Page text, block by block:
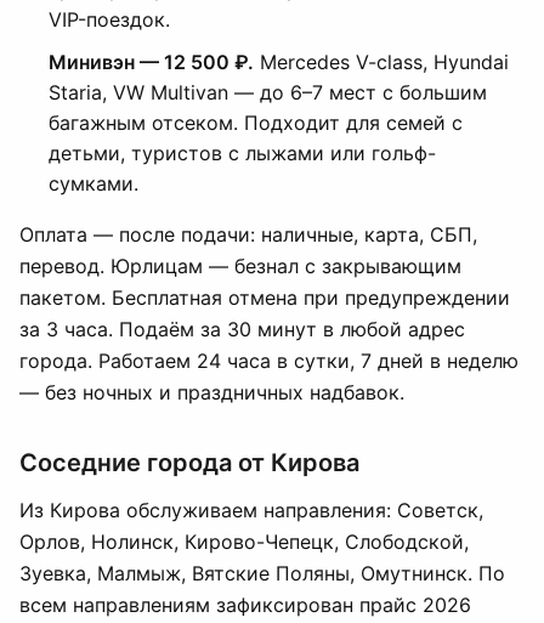
VIP-поездок.
Минивэн — 12 500 ₽. Mercedes V-class, Hyundai
Staria, VW Multivan — до 6–7 мест с большим
багажным отсеком. Подходит для семей с
детьми, туристов с лыжами или гольф-
сумками.
Оплата — после подачи: наличные, карта, СБП,
перевод. Юрлицам — безнал с закрывающим
пакетом. Бесплатная отмена при предупреждении
за 3 часа. Подаём за 30 минут в любой адрес
города. Работаем 24 часа в сутки, 7 дней в неделю
— без ночных и праздничных надбавок.
Соседние города от Кирова
Из Кирова обслуживаем направления: Советск,
Орлов, Нолинск, Кирово-Чепецк, Слободской,
Зуевка, Малмыж, Вятские Поляны, Омутнинск. По
всем направлениям зафиксирован прайс 2026